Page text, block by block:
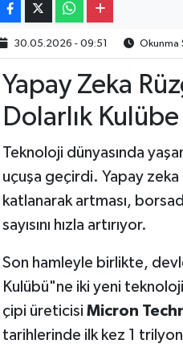
30.05.2026 - 09:51 Okunma
Yapay Zeka
Dolarlık
Teknoloji dünyasında
uçuşa geçirdi. Yapay
katlanarak artması,
sayısını hızla artırıyor.
Son hamleyle birlikte,
Kulübü"ne iki yeni
çipi üreticisi Micron
tarihlerinde ilk kez 1